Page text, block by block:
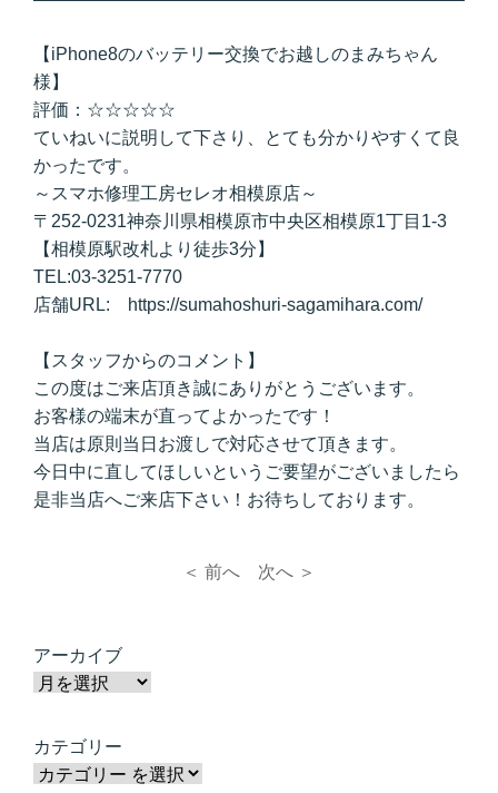
【iPhone8のバッテリー交換でお越しのまみちゃん
様】
評価：☆☆☆☆☆
ていねいに説明して下さり、とても分かりやすくて良
かったです。
～スマホ修理工房セレオ相模原店～
〒252-0231神奈川県相模原市中央区相模原1丁目1-3
【相模原駅改札より徒歩3分】
TEL:03-3251-7770
店舗URL: https://sumahoshuri-sagamihara.com/
【スタッフからのコメント】
この度はご来店頂き誠にありがとうございます。
お客様の端末が直ってよかったです！
当店は原則当日お渡しで対応させて頂きます。
今日中に直してほしいというご要望がございましたら
是非当店へご来店下さい！お待ちしております。
＜ 前へ 次へ ＞
アーカイブ
カテゴリー